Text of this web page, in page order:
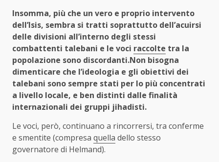
Insomma, più che un vero e proprio intervento
dell’Isis, sembra si tratti soprattutto dell’acuirsi
delle divisioni all’interno degli stessi
combattenti talebani e le voci raccolte tra la
popolazione sono discordanti.Non bisogna
dimenticare che l’ideologia e gli obiettivi dei
talebani sono sempre stati per lo più concentrati
a livello locale, e ben distinti dalle finalità
internazionali dei gruppi jihadisti.
Le voci, però, continuano a rincorrersi, tra conferme
e smentite (compresa quella dello stesso
governatore di Helmand).